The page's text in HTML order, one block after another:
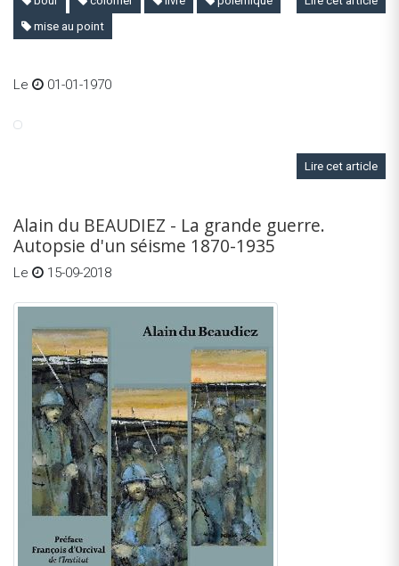
mise au point
Le 01-01-1970
Lire cet article
Alain du BEAUDIEZ - La grande guerre.
Autopsie d'un séisme 1870-1935
Le 15-09-2018